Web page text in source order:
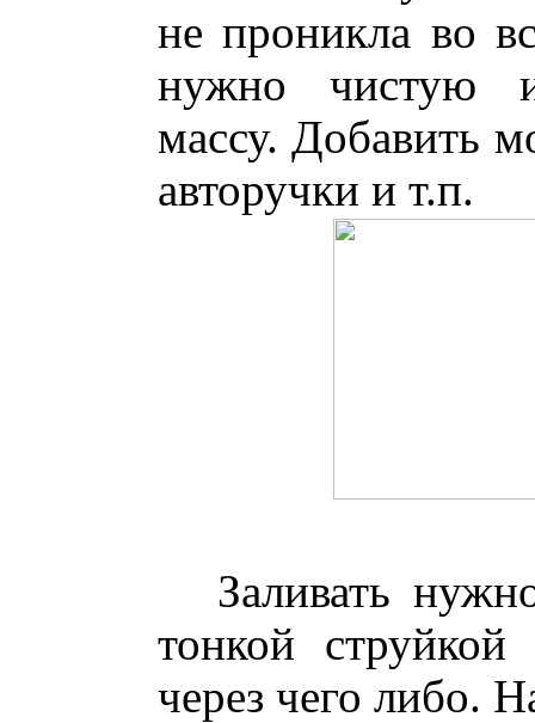
не проникла во
нужно чистую
массу. Добавить
авторучки и т.п.
Заливать
тонкой
через чего либо.